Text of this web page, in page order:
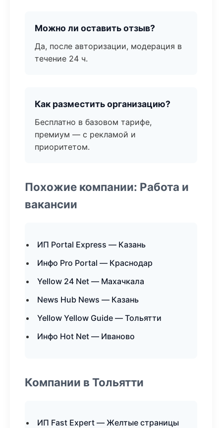
Можно ли оставить отзыв?
Да, после авторизации, модерация в
течение 24 ч.
Как разместить организацию?
Бесплатно в базовом тарифе,
премиум — с рекламой и
приоритетом.
Похожие компании: Работа и
вакансии
ИП Portal Express — Казань
Инфо Pro Portal — Краснодар
Yellow 24 Net — Махачкала
News Hub News — Казань
Yellow Yellow Guide — Тольятти
Инфо Hot Net — Иваново
Компании в Тольятти
ИП Fast Expert — Желтые страницы